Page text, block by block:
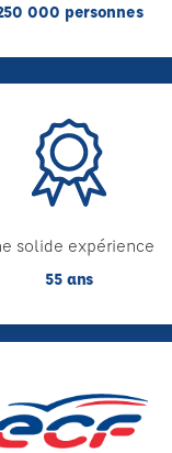
000 personnes
solide expérience
55 ans